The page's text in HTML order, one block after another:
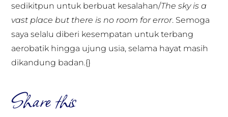
sedikitpun untuk berbuat kesalahan/The sky is a
vast place but there is no room for error. Semoga
saya selalu diberi kesempatan untuk terbang
aerobatik hingga ujung usia, selama hayat masih
dikandung badan.{}
Share this